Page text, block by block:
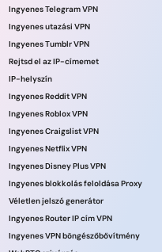
Ingyenes Telegram VPN
Ingyenes utazási VPN
Ingyenes Tumblr VPN
Rejtsd el az IP-címemet
IP-helyszín
Ingyenes Reddit VPN
Ingyenes Roblox VPN
Ingyenes Craigslist VPN
Ingyenes Netflix VPN
Ingyenes Disney Plus VPN
Ingyenes blokkolás feloldása Proxy
Véletlen jelszó generátor
Ingyenes Router IP cím VPN
Ingyenes VPN böngészőbővítmény